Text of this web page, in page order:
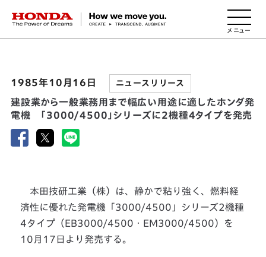
HONDA The Power of Dreams
1985年10月16日 ニュースリリース
建設業から一般業務用まで幅広い用途に適したホンダ発
電機 「3000/4500」シリーズに2機種4タイプを発売
本田技研工業（株）は、静かで粘り強く、燃料経
済性に優れた発電機「3000/4500」シリーズ2機種
4タイプ（EB3000/4500・EM3000/4500）を
10月17日より発売する。